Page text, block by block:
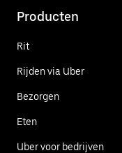
Producten
Rit
Rijden via Uber
Bezorgen
Eten
Uber voor bedrijven